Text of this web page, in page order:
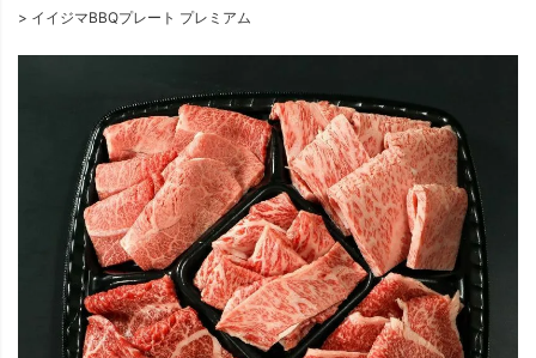
イイジマBBQプレート プレミアム